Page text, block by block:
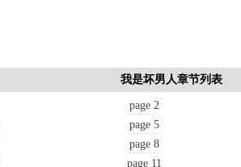
我是坏男人章节列表
page 2
page 5
page 8
page 11